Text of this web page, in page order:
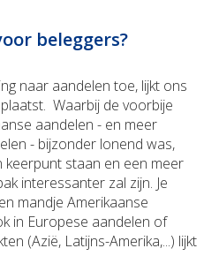
beleggers?
naar aandelen toe, lijkt ons
Waarbij de voorbije
aandelen - en meer
- bijzonder lonend was,
staan en een meer
interessanter zal zijn. Je
mandje Amerikaanse
in Europese aandelen of
(Azië, Latijns-Amerika,...) lijkt